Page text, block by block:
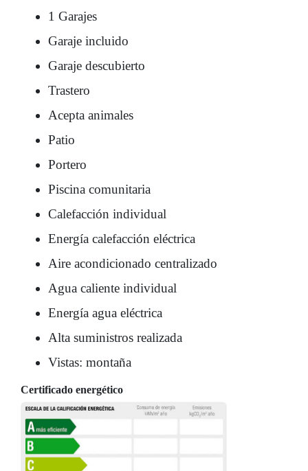
1 Garajes
Garaje incluido
Garaje descubierto
Trastero
Acepta animales
Patio
Portero
Piscina comunitaria
Calefacción individual
Energía calefacción eléctrica
Aire acondicionado centralizado
Agua caliente individual
Energía agua eléctrica
Alta suministros realizada
Vistas: montaña
Certificado energético